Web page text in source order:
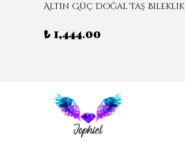
Altın Güç Doğal Taş Bileklik
₺ 1,444.00